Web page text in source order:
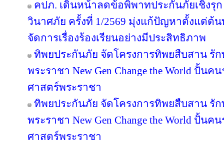
คปภ. เดินหน้าลดข้อพิพาทประกันภัยเชิงรุ
วินาศภัย ครั้งที่ 1/2569 มุ่งแก้ปัญหาตั้งแต่ต้
จัดการเรื่องร้องเรียนอย่างมีประสิทธิภาพ
ทิพยประกันภัย จัดโครงการทิพยสืบสาน รั
พระราชา New Gen Change the World ปั้น
ศาสตร์พระราชา
ทิพยประกันภัย จัดโครงการทิพยสืบสาน รั
พระราชา New Gen Change the World ปั้น
ศาสตร์พระราชา